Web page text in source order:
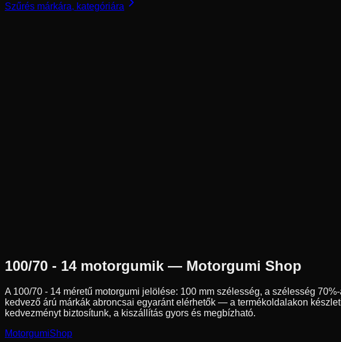
Szűrés márkára, kategóriára
100/70 - 14motorgumik — Motorgumi Shop
A 100/70 - 14 méretű motorgumi jelölése: 100 mm szélesség, a szélesség 70
kedvező árú márkák abroncsai egyaránt elérhetők — a termékoldalakon
kedvezményt biztosítunk, a kiszállítás gyors és megbízható.
MotorgumiShop